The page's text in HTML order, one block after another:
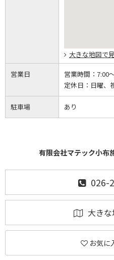
大きな地図で
営業日 営業時間： 7:00
定休日： 日曜、
駐車場 あり
有限会社マテック小布
026-
大き
お気に